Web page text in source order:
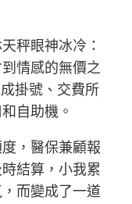
秤眼神冰冷：
到情感的無價之
掛號、交費所
自助機。
，醫保兼顧報
結算，小我累
而變成了一道